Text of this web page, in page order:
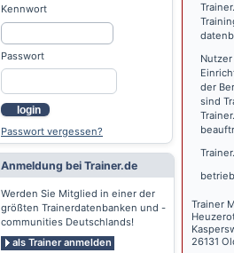
Kennwort
Passwort
login
Passwort vergessen?
Anmeldung bei Trainer.de
Werden Sie Mitglied in einer der
größten Trainerdatenbanken und -
communities Deutschlands!
als Trainer anmelden
der
sind
Trainer
26131